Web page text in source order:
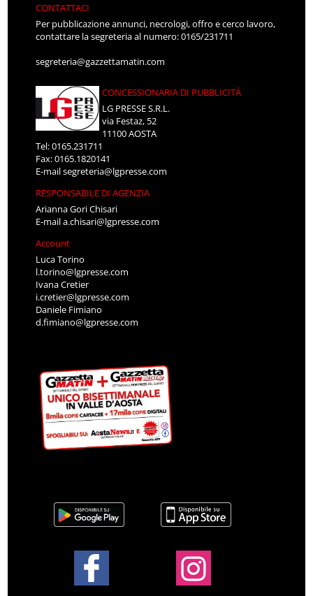
CONTATTACI
Per pubblicazione annunci, necrologi, offro e cerco lavoro,
contattare la segreteria al numero: 0165/231711
segreteria@gazzettamatin.com
CONCESSIONARIA DI PUBBLICITÀ
LG PRESSE S.R.L.
via Festaz, 52
11100 AOSTA
Tel: 0165.231711
Fax: 0165.1820141
E-mailsegreteria@lgpresse.com
RESPONSABILE DI AGENZIA
Arianna Gori Chisari
E-maila.chisari@lgpresse.com
Account
Luca Torino
l.torino@lgpresse.com
Ivana Cretier
i.cretier@lgpresse.com
Daniele Fimiano
d.fimiano@lgpresse.com